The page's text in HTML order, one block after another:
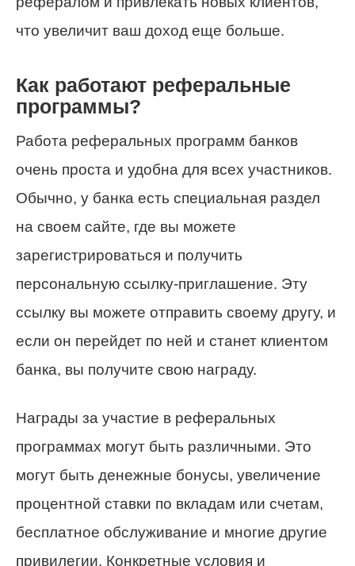
что увеличит ваш доход еще больше.
Как работают реферальные
программы?
Работа реферальных программ банков
очень проста и удобна для всех участников.
Обычно, у банка есть специальная раздел
на своем сайте, где вы можете
зарегистрироваться и получить
персональную ссылку-приглашение. Эту
ссылку вы можете отправить своему другу, и
если он перейдет по ней и станет клиентом
банка, вы получите свою награду.
Награды за участие в реферальных
программах могут быть различными. Это
могут быть денежные бонусы, увеличение
процентной ставки по вкладам или счетам,
бесплатное обслуживание и многие другие
привилегии. Конкретные условия и